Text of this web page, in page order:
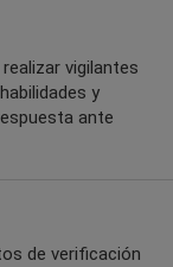
vigilantes
y
ante
de verificación